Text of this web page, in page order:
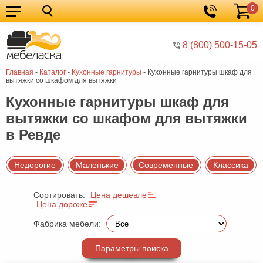
8 (800) 500-15-05
Корзина
0
Главная - Каталог - Кухонные гарнитуры - Кухонные гарнитуры шкаф для
вытяжки со шкафом для вытяжки
Кухонные
гарнитуры
Мебель
для
кухни
Мебель
для
спальни
Кровати
Шкафы
Диваны
Мягкая
мебель
Детская
гостиную
Кухонные гарнитуры шкаф для
вытяжки со шкафом для вытяжки
в Ревде
Недорогие Маленькие Современные Классика
Сортировать:
Цена дешевле
Цена дороже
Фабрика мебели:
Параметры поиска